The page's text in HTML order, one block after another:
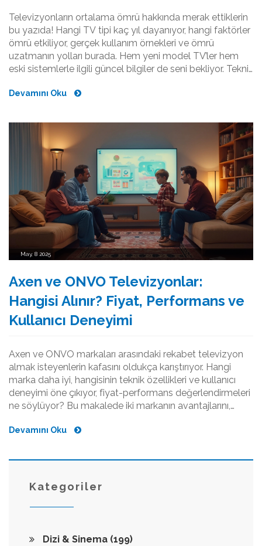
Televizyonların ortalama ömrü hakkında merak ettiklerin
bu yazıda! Hangi TV tipi kaç yıl dayanıyor, hangi faktörler
ömrü etkiliyor, gerçek kullanım örnekleri ve ömrü
uzatmanın yolları burada. Hem yeni model TV’ler hem
eski sistemlerle ilgili güncel bilgiler de seni bekliyor. Teknik
Devamını Oku
May, 8 2025
Axen ve ONVO Televizyonlar:
Hangisi Alınır? Fiyat, Performans ve
Kullanıcı Deneyimi
Axen ve ONVO markaları arasındaki rekabet televizyon
almak isteyenlerin kafasını oldukça karıştırıyor. Hangi
marka daha iyi, hangisinin teknik özellikleri ve kullanıcı
deneyimi öne çıkıyor, fiyat-performans değerlendirmeleri
ne söylüyor? Bu makalede iki markanın avantajlarını,
masaya yatırıyorum. Gerçek veriler, ipuçları ve en güncel
rehber hazırladım.
Devamını Oku
Kategoriler
Dizi & Sinema (199)